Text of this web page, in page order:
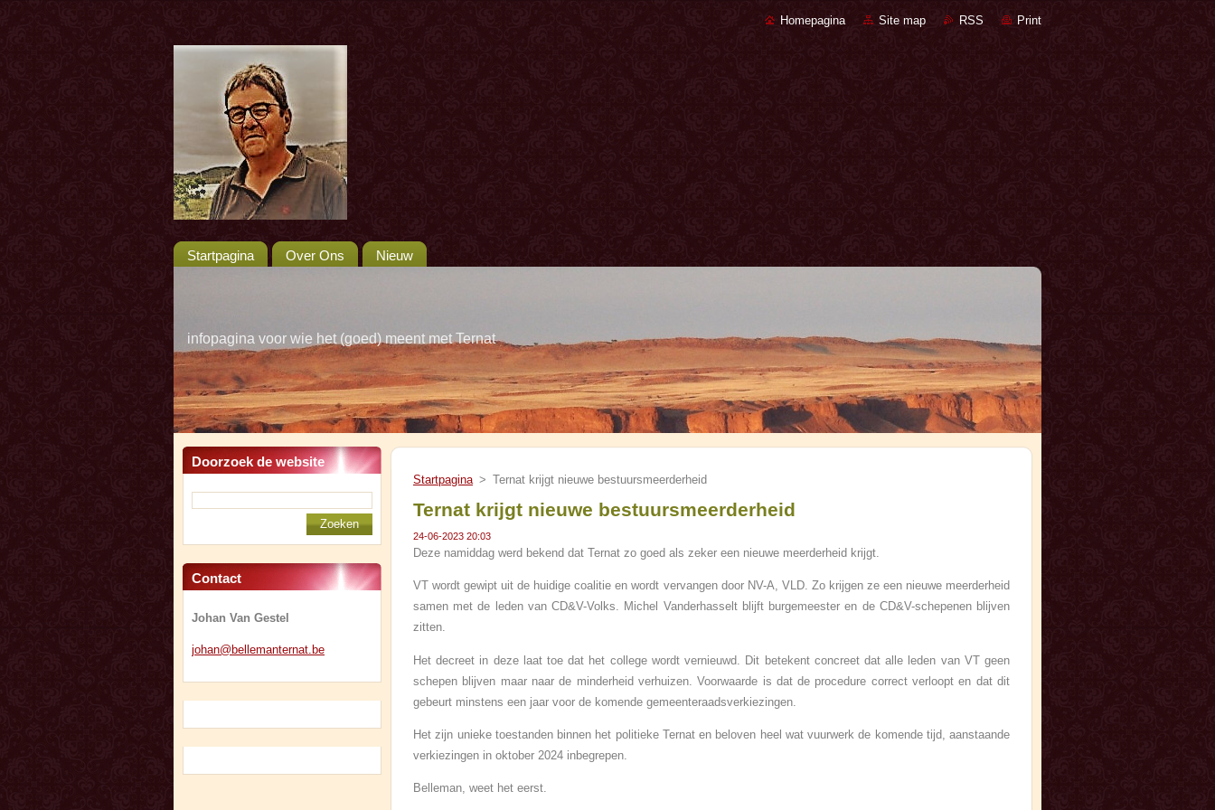
Homepagina Site map RSS Print
Startpagina Over Ons Nieuw
infopagina voor wie het (goed) meent met Ternat
Doorzoek de website
Contact
Johan Van Gestel
johan@be llemanternat.be
Startpagina > Ternat krijgt nieuwe bestuursmeerderheid
Ternat krijgt nieuwe bestuursmeerderheid
24-06-2023 20:03
Deze namiddag werd bekend dat Ternat zo goed als zeker een nieuwe meerderheid krijgt.
VT wordt gewipt uit de huidige coalitie en wordt vervangen door NV-A, VLD. Zo krijgen ze een nieuwe meerderheid
samen met de leden van CD&V-Volks. Michel Vanderhasselt blijft burgemeester en de CD&V-schepenen blijven
zitten.
Het decreet in deze laat toe dat het college wordt vernieuwd. Dit betekent concreet dat alle leden van VT geen
schepen blijven maar naar de minderheid verhuizen. Voorwaarde is dat de procedure correct verloopt en dat dit
gebeurt minstens een jaar voor de komende gemeenteraadsverkiezingen.
Het zijn unieke toestanden binnen het politieke Ternat en beloven heel wat vuurwerk de komende tijd, aanstaande
verkiezingen in oktober 2024 inbegrepen.
Belleman, weet het eerst.